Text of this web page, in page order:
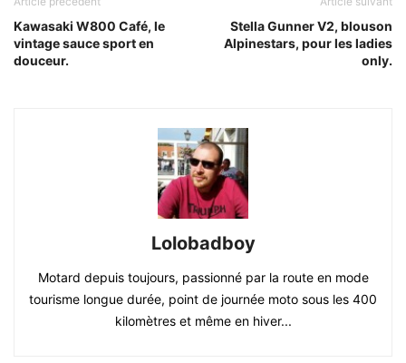
Kawasaki W800 Café, le
vintage sauce sport en
douceur.
Stella Gunner V2, blouson
Alpinestars, pour les ladies
only.
Lolobadboy
Motard depuis toujours, passionné par la route en mode
tourisme longue durée, point de journée moto sous les 400
kilomètres et même en hiver...